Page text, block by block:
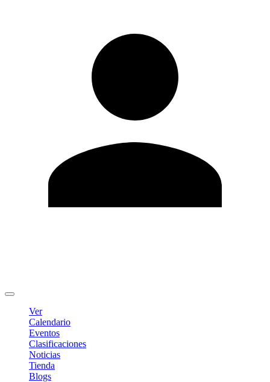
Ver
Calendario
Eventos
Clasificaciones
Noticias
Tienda
Blogs